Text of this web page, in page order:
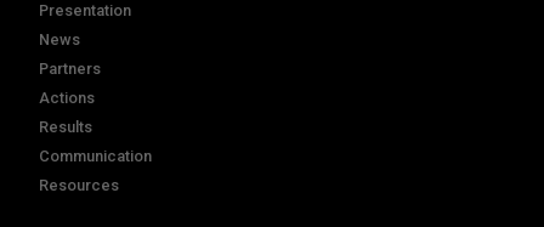
Presentation
News
Partners
Actions
Results
Communication
Resources